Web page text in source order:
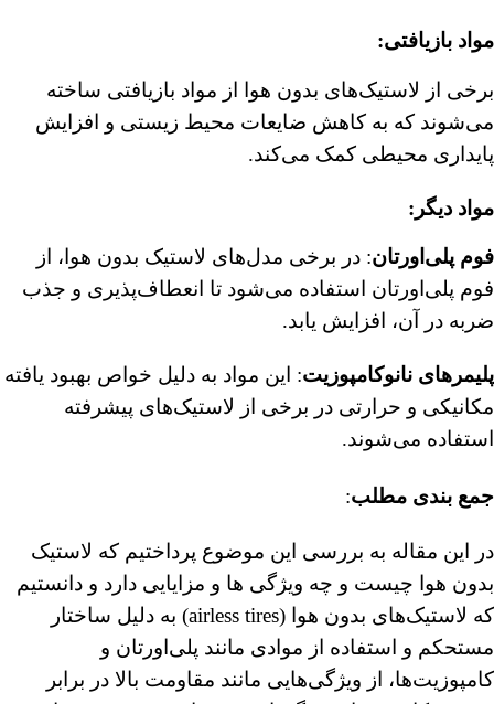
مواد بازیافتی:
برخی از لاستیک‌های بدون هوا از مواد بازیافتی ساخته
می‌شوند که به کاهش ضایعات محیط زیستی و افزایش
پایداری محیطی کمک می‌کند.
مواد دیگر:
فوم پلی‌اورتان: در برخی مدل‌های لاستیک بدون هوا، از
فوم پلی‌اورتان استفاده می‌شود تا انعطاف‌پذیری و جذب
ضربه در آن، افزایش یابد.
پلیمرهای نانوکامپوزیت: این مواد به دلیل خواص بهبود یافته
مکانیکی و حرارتی در برخی از لاستیک‌های پیشرفته
استفاده می‌شوند.
جمع بندی مطلب:
در این مقاله به بررسی این موضوع پرداختیم که لاستیک
بدون هوا چیست و چه ویژگی ها و مزایایی دارد و دانستیم
که لاستیک‌های بدون هوا (airless tires) به دلیل ساختار
مستحکم و استفاده از موادی مانند پلی‌اورتان و
کامپوزیت‌ها، از ویژگی‌هایی مانند مقاومت بالا در برابر